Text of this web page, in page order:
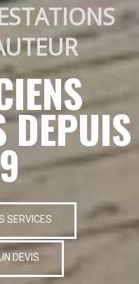
DEPUIS
SERVICES
DEVIS